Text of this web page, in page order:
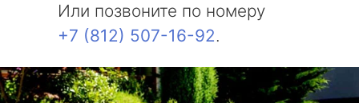
Или позвоните по номеру
+7 (812) 507-16-92.